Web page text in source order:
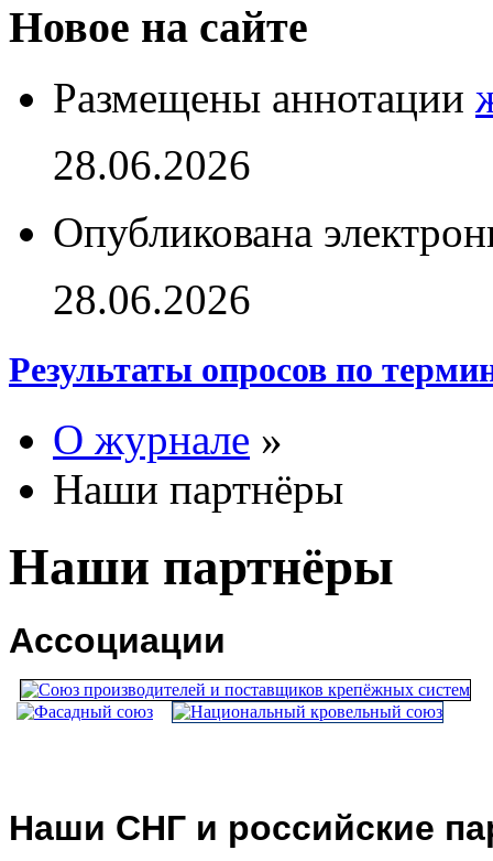
Новое на сайте
Размещены аннотации
28.06.2026
Опубликована
28.06.2026
Результаты опросов по
О журнале »
Наши партнёры
Наши партнёры
Ассоциации
Наши СНГ и российские